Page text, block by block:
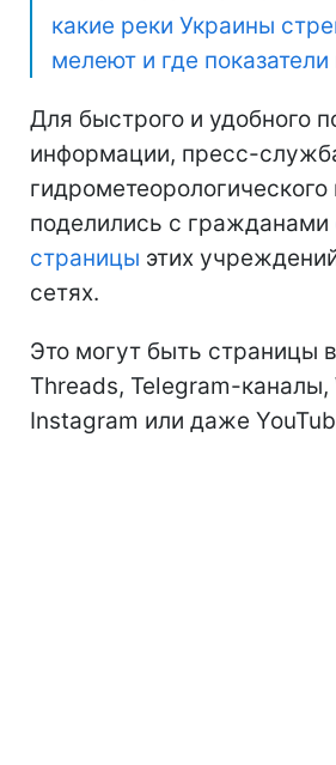
какие реки Украины
мелеют и где показатели
Для быстрого и удобного
информации, пресс-
гидрометеорологического
поделились с гражданами
страницы этих
сетях.
Это могут быть страницы
Threads, Telegram-каналы,
Instagram или даже